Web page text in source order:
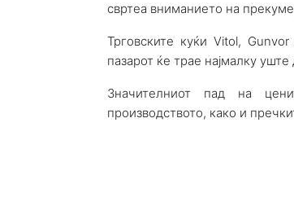
свртеа вниманието на
Трговските куќи Vitol,
пазарот ќе трае најмалку
Значителниот пад на
производството, како и